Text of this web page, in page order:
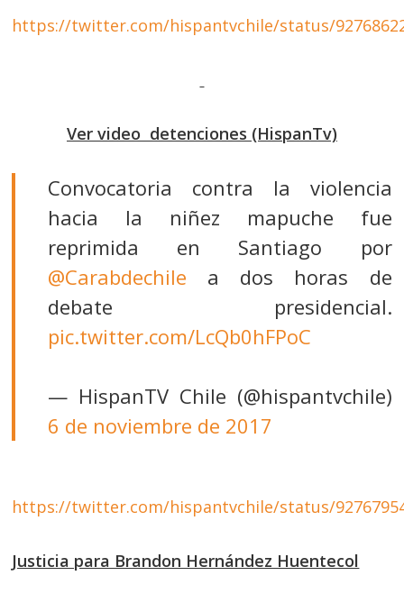
https://twitter.com/hispantvchile/status/
Ver video detenciones (HispanTv)
Convocatoria contra la violencia
hacia la niñez mapuche fue
reprimida en Santiago por
@Carabdechile a dos horas de
debate presidencial.
pic.twitter.com/LcQb0hFPoC
— HispanTV Chile (@hispantvchile)
6 de noviembre de 2017
https://twitter.com/hispantvchile/status/
Justicia para Brandon Hernández Huentecol